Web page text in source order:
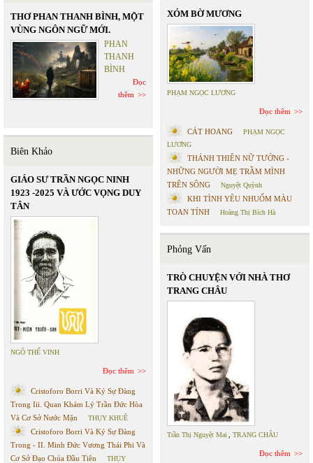
THƠ PHAN THANH BÌNH, MỘT
VÙNG NGÔN NGỮ MỚI.
PHAN
THANH
BÌNH
Đọc
thêm
Biên Khảo
GIÁO SƯ TRẦN NGỌC NINH
1923 -2025 VÀ ƯỚC VỌNG DUY
TÂN
NGÔ THẾ VINH
Đọc thêm
Cristoforo Borri Và Ký Sự Đàng
Trong Iii. Quan Khám Lý Trần Đức Hòa
Và Cơ Sở Nước Mặn
THỤY KHUÊ
Cristoforo Borri Và Ký Sự Đàng
Trong - II. Minh Đức Vương Thái Phi Và
Cơ Sở Đạo Chúa Đầu Tiên
THỤY
XÓM BỜ MƯƠNG
PHẠM NGỌC LƯƠNG
Đọc thêm
CÁT HOANG
PHẠM NGỌC
LƯƠNG
THÁNH THIÊN NỮ TƯỚNG -
NHỮNG NGƯỜI MẸ TRẦM MÌNH
TRÊN SÔNG
Nguyệt Quỳnh
KHI TÌNH YÊU NHUỐM MÀU
TOAN TÍNH
Hoàng Thị Bích Hà
Phỏng Vấn
TRÒ CHUYỆN VỚI NHÀ THƠ
TRANG CHÂU
Trần Thị Nguyệt Mai TRANG CHÂU
Đọc thêm